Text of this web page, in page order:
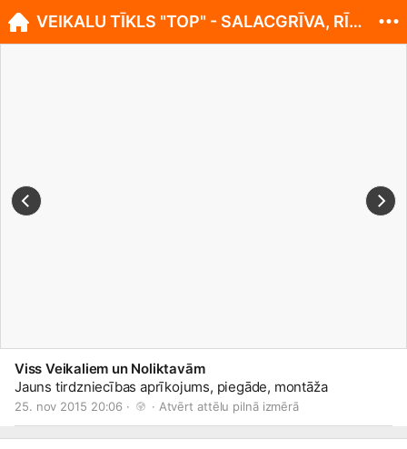
Viss Veikaliem un Noliktavām
Jauns tirdzniecības aprīkojums, piegāde, montāža
25. nov 2015 20:06 · · Atvērt attēlu pilnā izmērā
VEIKALU TĪKLS "TOP" - SALACGRĪVA, RĪGAS IELA 13.